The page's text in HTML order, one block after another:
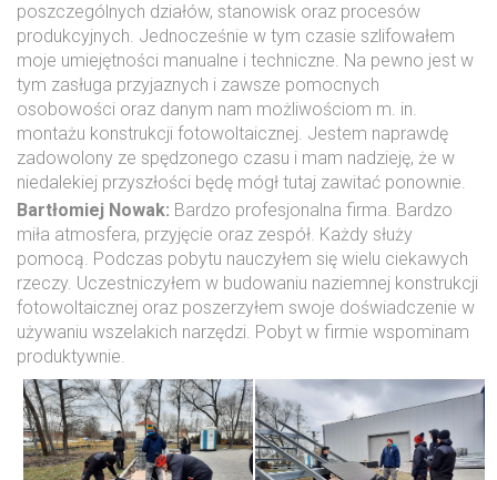
poszczególnych działów, stanowisk oraz procesów
produkcyjnych. Jednocześnie w tym czasie szlifowałem
moje umiejętności manualne i techniczne. Na pewno jest w
tym zasługa przyjaznych i zawsze pomocnych
osobowości oraz danym nam możliwościom m. in.
montażu konstrukcji fotowoltaicznej. Jestem naprawdę
zadowolony ze spędzonego czasu i mam nadzieję, że w
niedalekiej przyszłości będę mógł tutaj zawitać ponownie.
Bartłomiej Nowak: Bardzo profesjonalna firma. Bardzo
miła atmosfera, przyjęcie oraz zespół. Każdy służy
pomocą. Podczas pobytu nauczyłem się wielu ciekawych
rzeczy. Uczestniczyłem w budowaniu naziemnej konstrukcji
fotowoltaicznej oraz poszerzyłem swoje doświadczenie w
używaniu wszelakich narzędzi. Pobyt w firmie wspominam
produktywnie.